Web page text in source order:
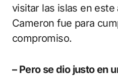
visitar las islas en este
Cameron fue para
compromiso.
– Pero se dio justo en